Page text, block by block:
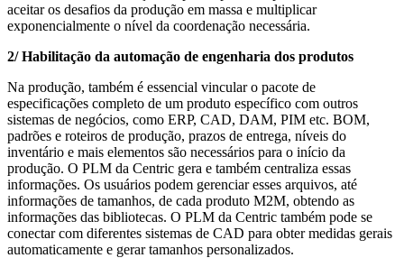
aceitar os desafios da produção em massa e multiplicar
exponencialmente o nível da coordenação necessária.
2/ Habilitação da automação de engenharia dos produtos
Na produção, também é essencial vincular o pacote de
especificações completo de um produto específico com outros
sistemas de negócios, como ERP, CAD, DAM, PIM etc. BOM,
padrões e roteiros de produção, prazos de entrega, níveis do
inventário e mais elementos são necessários para o início da
produção. O PLM da Centric gera e também centraliza essas
informações. Os usuários podem gerenciar esses arquivos, até
informações de tamanhos, de cada produto M2M, obtendo as
informações das bibliotecas. O PLM da Centric também pode se
conectar com diferentes sistemas de CAD para obter medidas gerais
automaticamente e gerar tamanhos personalizados.